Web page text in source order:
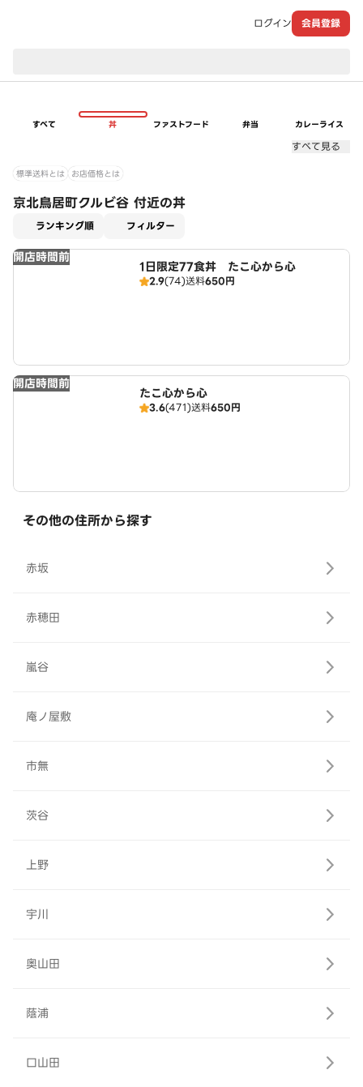
ログイン 会員登録
すべて 丼 ファストフード 弁当 カレーライス
すべて見る
標準送料とは お店価格とは
京北鳥居町クルビ谷 付近の丼
ランキング順 フィルター
開店時間前
1日限定77食丼 たこ心から心
2.9(74)送料650円
開店時間前
たこ心から心
3.6(471)送料650円
その他の住所から探す
赤坂
赤穂田
嵐谷
庵ノ屋敷
市無
茨谷
上野
宇川
奥山田
蔭浦
口山田